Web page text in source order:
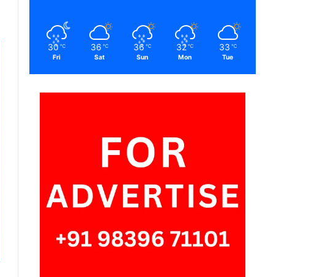
30 ℃
Fri
36 ℃
Sat
36 ℃
Sun
32 ℃
Mon
33 ℃
Tue